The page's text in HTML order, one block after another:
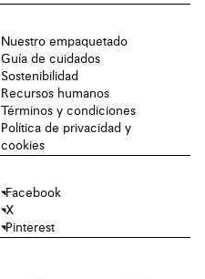
Nuestro empaquetado
Guía de cuidados
Sostenibilidad
Recursos humanos
Términos y condiciones
Política de privacidad y
cookies
Facebook
X
Pinterest